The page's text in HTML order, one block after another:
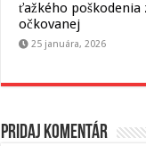
ťažkého poškodenia
očkovanej
25 januára, 2026
Pridaj komentár